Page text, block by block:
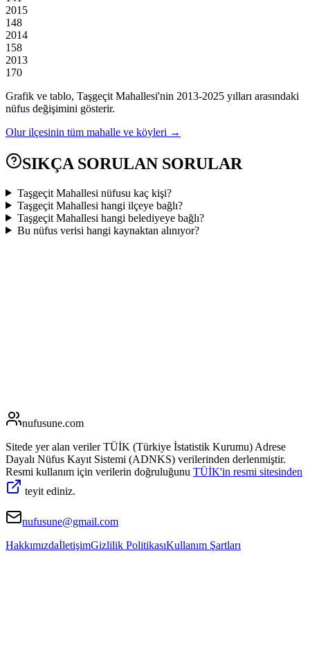
2015
148
2014
158
2013
170
Grafik ve tablo, Taşgeçit Mahallesi'nin 2013-2025 yılları arasındaki
nüfus değişimini gösterir.
Olur ilçesinin tüm mahalle ve köyleri →
SIKÇA SORULAN SORULAR
Taşgeçit Mahallesi nüfusu kaç kişi?
Taşgeçit Mahallesi hangi ilçeye bağlı?
Taşgeçit Mahallesi hangi belediyeye bağlı?
Bu nüfus verisi hangi kaynaktan alınıyor?
nufusune.com
Sitede yer alan veriler TÜİK (Türkiye İstatistik Kurumu) Adrese
Dayalı Nüfus Kayıt Sistemi (ADNKS) verilerinden derlenmiştir.
Resmi kullanım için verilerin doğruluğunu TÜİK'in resmi sitesinden
teyit ediniz.
nufusune@gmail.com
HakkımızdaİletişimGizlilik PolitikasıKullanım Şartları